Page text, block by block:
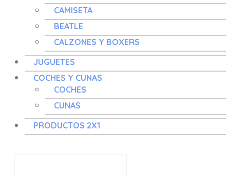
CAMISETA
BEATLE
CALZONES Y BOXERS
JUGUETES
COCHES Y CUNAS
COCHES
CUNAS
PRODUCTOS 2X1